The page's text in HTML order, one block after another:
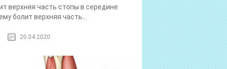
верхняя часть стопы в середине
болит верхняя часть...
20.04.2020